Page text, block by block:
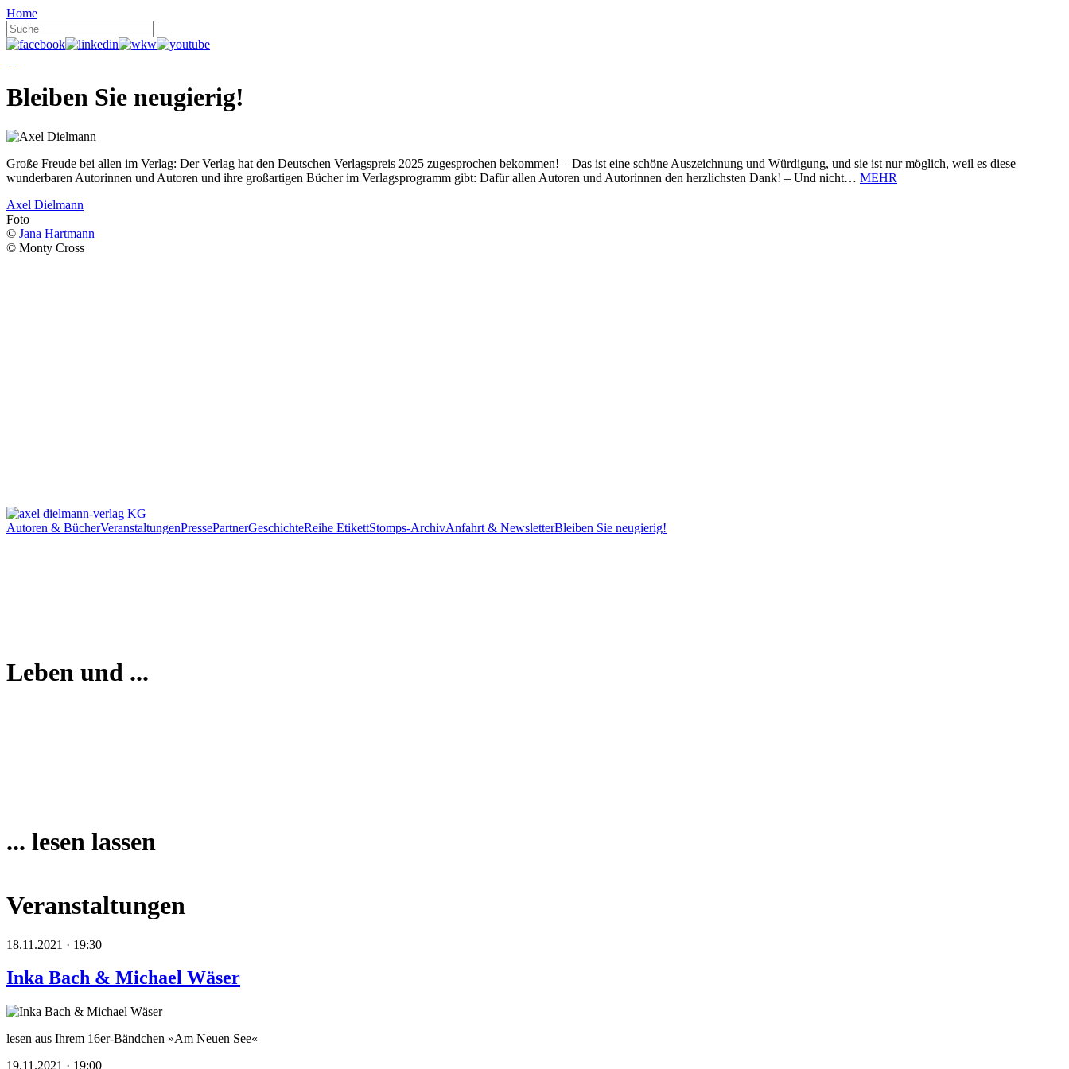
Home
Bleiben Sie neugierig!
Große Freude bei allen im Verlag: Der Verlag hat den Deutschen Verlagspreis 2025 zugesprochen bekommen! – Das ist eine schöne Auszeichnung und Würdigung, und sie ist nur möglich, weil es diese
wunderbaren Autorinnen und Autoren und ihre großartigen Bücher im Verlagsprogramm gibt: Dafür allen Autoren und Autorinnen den herzlichsten Dank! – Und nicht… MEHR
Axel Dielmann
Foto
© Jana Hartmann
© Monty Cross
Autoren & BücherVeranstaltungenPressePartnerGeschichteReihe EtikettStomps-ArchivAnfahrt & NewsletterBleiben Sie neugierig!
Leben und ...
... lesen lassen
Veranstaltungen
18.11.2021 · 19:30
Inka Bach & Michael Wäser
lesen aus Ihrem 16er-Bändchen »Am Neuen See«
19.11.2021 · 19:00